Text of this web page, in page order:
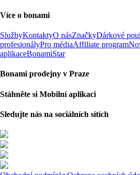
Více o bonami
SlužbyKontaktyO násZnačkyDárkové
profesionályPro médiaAffiliate program
aplikaceBonamiStar
Bonami prodejny v Praze
Stáhněte si Mobilní aplikaci
Sledujte nás na sociálních sítích